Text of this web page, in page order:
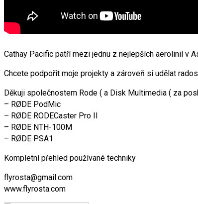
Cathay Pacific patří mezi jednu z nejlepších aerolinií v
Chcete podpořit moje projekty a zároveň si udělat
Děkuji společnostem Rode ( a Disk Multimedia ( za
– RØDE PodMic
– RØDE RODECaster Pro II
– RØDE NTH-100M
– RØDE PSA1
Kompletní přehled používané techniky
flyrosta@gmail.com
www.flyrosta.com